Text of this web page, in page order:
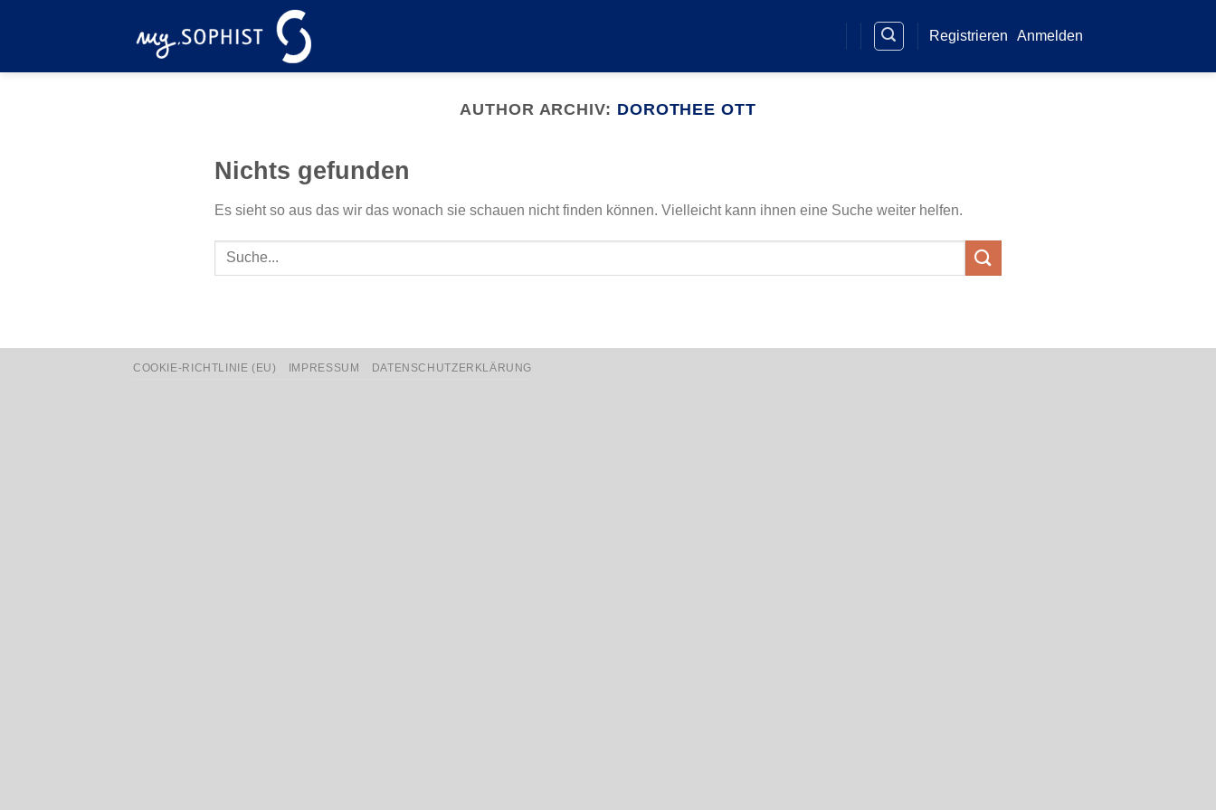
Registrieren Anmelden
AUTHOR ARCHIV: DOROTHEE OTT
Nichts gefunden
Es sieht so aus das wir das wonach sie schauen nicht finden können. Vielleicht kann ihnen eine Suche weiter helfen.
COOKIE-RICHTLINIE (EU) IMPRESSUM DATENSCHUTZERKLÄRUNG